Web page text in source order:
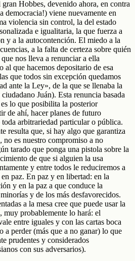
Hobbes, devenido ahora, en contra
democracia!) viene nuevamente en
violencia sin control, la del estado
e igualitaria, la que fuerza a
y a la autocontención. El miedo a la
a la falta de certeza sobre quién
nos lleva a renunciar a ella
al que hacemos depositario de esa
que todos sin excepción quedamos
ante la Ley», de la que se llenaba la
Juán). Esta renuncia basada
lo que posibilita la posterior
de ahí, hacer planes de futuro
arbitrariedad particular o pública.
resulta que, si hay algo que garantiza
no es nuestro compromiso a no
tarado que ponga una pistola sobre la
de que si alguien la usa
y entre todos le reduciremos a
paz. En paz y en libertad: en la
y en la paz a que conduce la
y de los más desfavorecidos.
a la mesa cree que puede usar la
muy probablemente lo hará: el
entre iguales y con las cartas boca
a perder (más que a no ganar) lo que
prudentes y considerados
con sus adversarios).